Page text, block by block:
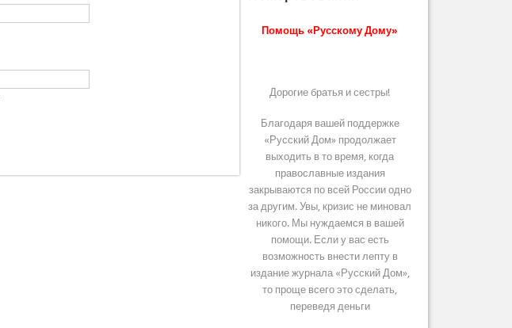
Помощь «Русскому Дому»
Дорогие братья и сестры!
Благодаря вашей поддержке
«Русский Дом» продолжает
выходить в то время, когда
православные издания
закрываются по всей России одно
за другим. Увы, кризис не миновал
никого. Мы нуждаемся в вашей
помощи. Если у вас есть
возможность внести лепту в
издание журнала «Русский Дом»,
то проще всего это сделать,
переведя деньги